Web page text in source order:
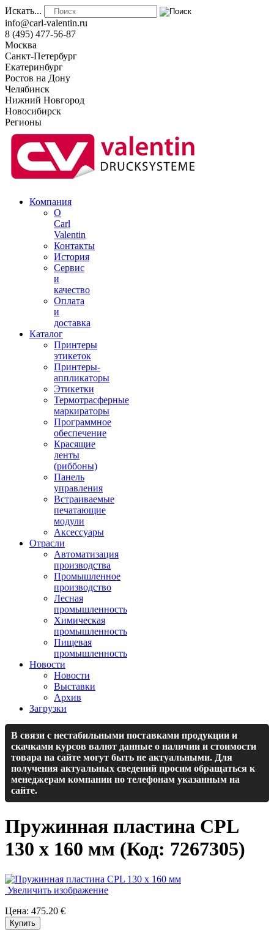
Искать...
info@carl-valentin.ru
8 (495) 477-56-87
Москва
Санкт-Петербург
Екатеринбург
Ростов на Дону
Челябинск
Нижний Новгород
Новосибирск
Регионы
Компания
О
Carl
Valentin
Контакты
История
Сервис
и
качество
Оплата
и
доставка
Каталог
Принтеры
этикеток
Принтеры-
аппликаторы
Этикетки
Термотрасферные
маркираторы
Программное
обеспечение
Красящие
ленты
(риббоны)
Панель
управления
Встраиваемые
печатающие
модули
Аксессуары
Отрасли
Автоматизация
производства
Промышленное
производство
Лесная
промышленность
Химическая
промышленность
Пищевая
промышленность
Новости
Новости
Выставки
Архив
Загрузки
В связи с нестабильными поставками продукции и
скачками курсов валют данные о наличии и стоимости
товара на сайте могут быть не актуальными. Для
получения актуальных сведений просим обращаться к
менеджерам компании по телефонам указанным на
сайте.
Пружинная пластина CPL
130 x 160 мм (Код: 7267305)
Увеличить изображение
Цена: 475.20 €